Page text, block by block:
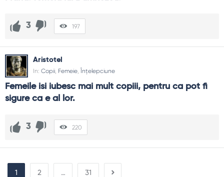
3 197
Aristotel
In: Copii Femeie Înțelepciune
Femeile isi iubesc mai mult copiii, pentru ca pot fi
sigure ca e al lor.
3 220
1 2 … 31